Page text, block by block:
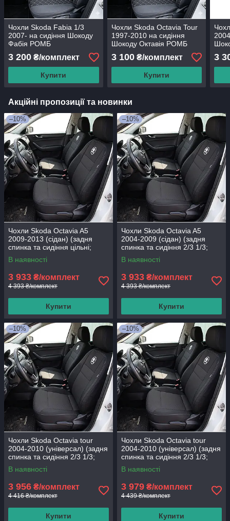
Чохли Skoda Fabia 1/3
2007- на сидіння Шокоду
Фабія РОМБ
Prestige_Standart
3 200 ₴/комплект
Купити
Чохли Skoda Octavia Tour
1997-2010 на сидіння
Шокоду Октавія РОМБ
Prestige_Standart
3 100₴/комплект
Купити
3
Акційні пропозиції та новинки
–10%
Чохли Skoda Octavia A5
2009-2013 (сідан) (задня
спинка та сидіння цільні;
бочки; 5 підголівників; airbag)
В наявності
3 933 ₴/комплект
4 393 ₴/комплект
Купити
–10%
Чохли Skoda Octavia A5
2004-2009 (сідан) (задня
спинка та сидіння 2/3 1/3;
бочки; передній і задній
В наявності
3 933 ₴/комплект
4 393 ₴/комплект
Купити
–10%
Чохли Skoda Octavia tour
2004-2010 (універсал) (задня
спинка та сидіння 2/3 1/3;
передній підлокітник; 4
В наявності
3 956 ₴/комплект
4 416 ₴/комплект
Купити
–10%
Чохли Skoda Octavia tour
2004-2010 (універсал) (задня
спинка та сидіння 2/3 1/3;
передній і задній підлокітник;
В наявності
3 979 ₴/комплект
4 439 ₴/комплект
Купити